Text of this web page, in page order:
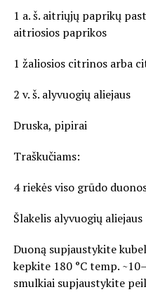
1 a. š. aitriųjų paprikų
aitriosios paprikos
1 žaliosios citrinos arba
2 v. š. alyvuogių aliejaus
Druska, pipirai
Traškučiams:
4 riekės viso grūdo
Šlakelis alyvuogių aliejaus
Duoną supjaustykite
kepkite 180 °C temp.
smulkiai supjaustykite